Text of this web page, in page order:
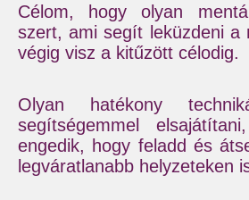
Célom, hogy olyan
szert, ami segít leküzdeni a
végig visz a kitűzött célodig.
Olyan hatékony
segítségemmel
engedik, hogy feladd és
legváratlanabb helyzeteken